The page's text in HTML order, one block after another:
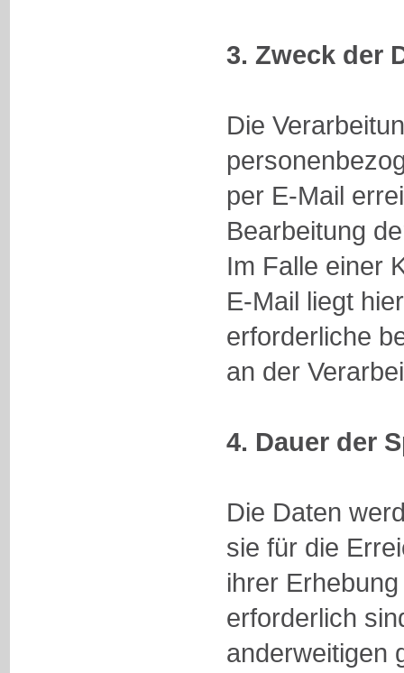
3. Zweck der
Die
per E-Mail
Bearbeitung
Im Falle einer
E-Mail liegt
erforderliche
an der
4. Dauer der
Die Daten
sie für die
ihrer
erforderlich
anderweitigen